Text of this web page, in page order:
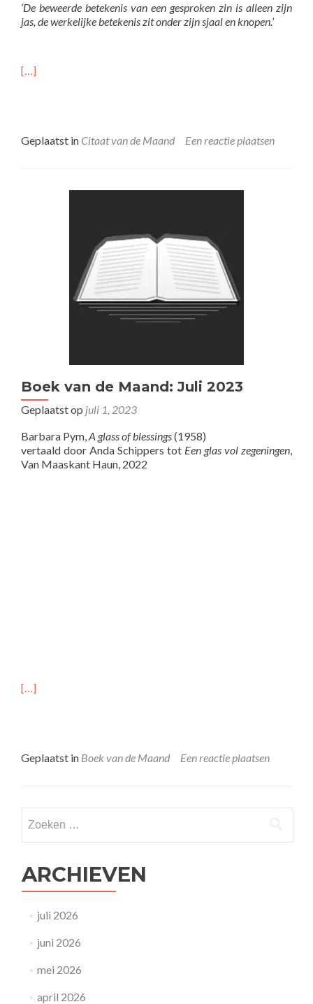
‘De beweerde betekenis van een gesproken zin is alleen zijn
jas, de werkelijke betekenis zit onder zijn sjaal en knopen.’
[…]
Geplaatst in Citaat van de Maand Een reactie plaatsen
Boek van de Maand: Juli 2023
Geplaatst op juli 1, 2023
Barbara Pym,A glass of blessings(1958)
vertaald door Anda Schippers tot Een glas vol zegeningen,
Van Maaskant Haun, 2022
[…]
Geplaatst in Boek van de Maand Een reactie plaatsen
naar:
ARCHIEVEN
juli 2026
juni 2026
mei 2026
april 2026